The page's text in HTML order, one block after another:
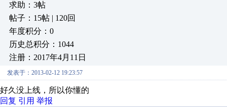
求助：3帖
帖子：15帖 | 120回
年度积分：0
历史总积分：1044
注册：2017年4月11日
发表于：2013-02-12 19:23:57
好久没上线，所以你懂的
回复 引用 举报